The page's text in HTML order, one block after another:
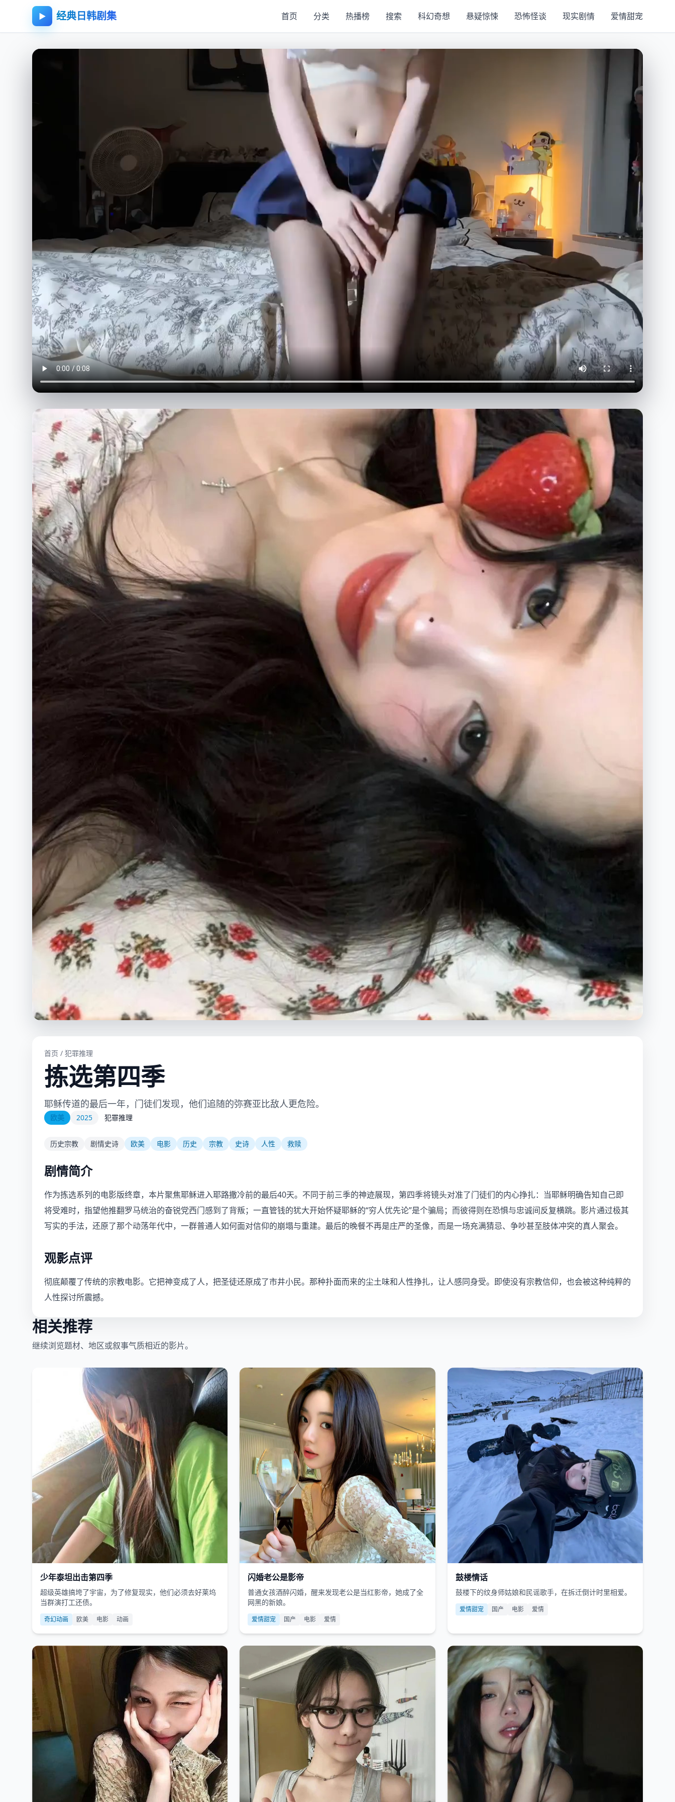
▶ 经典日韩剧集 首页 分类 热播榜 搜索 科幻奇想 悬疑惊悚 恐怖怪谈 现实剧情 爱情甜宠
首页 / 犯罪推理
拣选第四季
耶稣传道的最后一年，门徒们发现，他们追随的弥赛亚比敌人更危险。
欧美 2025 犯罪推理
历史宗教 剧情史诗 欧美 电影 历史 宗教 史诗 人性 救赎
剧情简介
作为拣选系列的电影版终章，本片聚焦耶稣进入耶路撒冷前的最后40天。不同于前三季的神迹展现，第四季将镜头对准了门徒们的内心挣扎：当耶稣明确告知自己即
将受难时，指望他推翻罗马统治的奋锐党西门感到了背叛；一直管钱的犹大开始怀疑耶稣的“穷人优先论”是个骗局；而彼得则在恐惧与忠诚间反复横跳。影片通过极其
写实的手法，还原了那个动荡年代中，一群普通人如何面对信仰的崩塌与重建。最后的晚餐不再是庄严的圣像，而是一场充满猜忌、争吵甚至肢体冲突的真人聚会。
观影点评
彻底颠覆了传统的宗教电影。它把神变成了人，把圣徒还原成了市井小民。那种扑面而来的尘土味和人性挣扎，让人感同身受。即使没有宗教信仰，也会被这种纯粹的
人性探讨所震撼。
相关推荐
继续浏览题材、地区或叙事气质相近的影片。
少年泰坦出击第四季
超级英雄搞垮了宇宙，为了修复现实，他们必须去好莱坞
当群演打工还债。
奇幻动画 欧美 电影 动画
闪婚老公是影帝
普通女孩酒醉闪婚，醒来发现老公是当红影帝，她成了全
网黑的新娘。
爱情甜宠 国产 电影 爱情
鼓楼情话
鼓楼下的纹身师姑娘和民谣歌手，在拆迁倒计时里相爱。
爱情甜宠 国产 电影 爱情